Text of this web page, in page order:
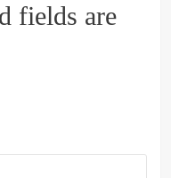
fields are